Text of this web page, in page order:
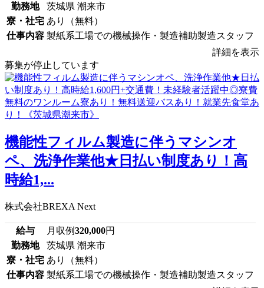
勤務地
茨城県 潮来市
寮・社宅 あり（無料）
仕事内容 製紙系工場での機械操作・製造補助製造スタッフ
詳細を表示
募集が停止しています
機能性フィルム製造に伴うマシンオ
ペ、洗浄作業他★日払い制度あり！高
時給1,...
株式会社BREXA Next
給与 月収例320,000円
勤務地
茨城県 潮来市
寮・社宅 あり（無料）
仕事内容 製紙系工場での機械操作・製造補助製造スタッフ